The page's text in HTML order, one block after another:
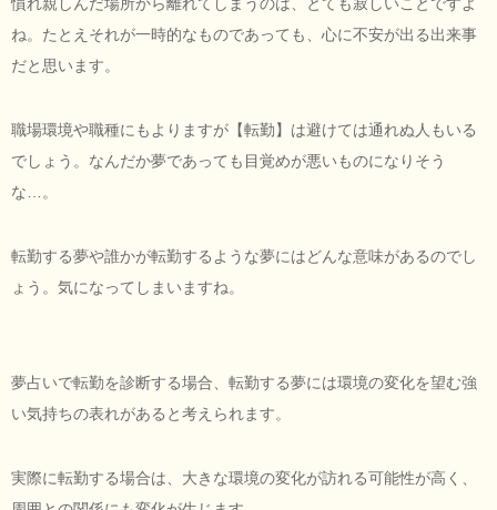
ね。たとえそれが一時的なものであっても、心に不安が出る出来事
だと思います。
職場環境や職種にもよりますが【転勤】は避けては通れぬ人もいる
でしょう。なんだか夢であっても目覚めが悪いものになりそう
な…。
転勤する夢や誰かが転勤するような夢にはどんな意味があるのでし
ょう。気になってしまいますね。
夢占いで転勤を診断する場合、転勤する夢には環境の変化を望む強
い気持ちの表れがあると考えられます。
実際に転勤する場合は、大きな環境の変化が訪れる可能性が高く、